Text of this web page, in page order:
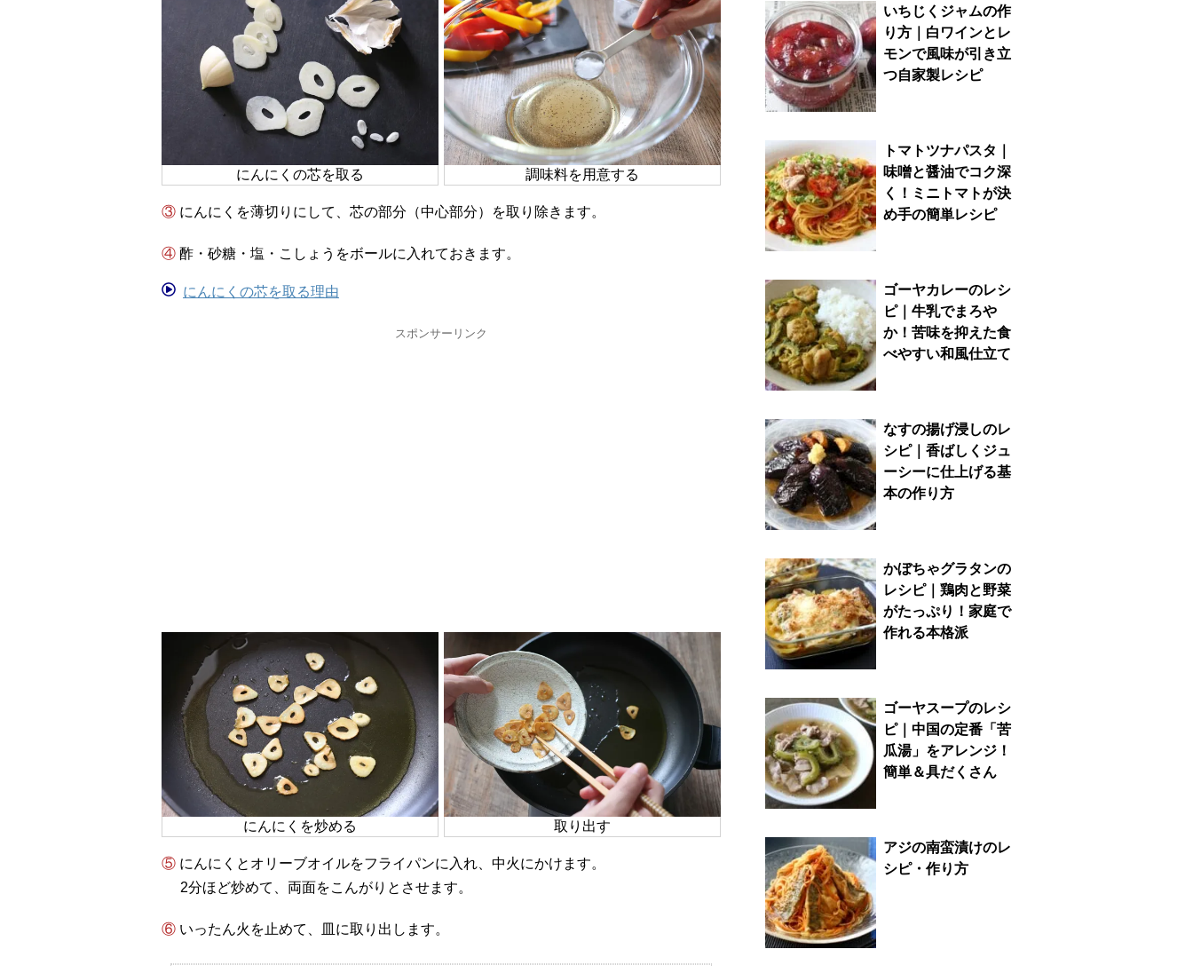
にんにくの芯を取る 調味料を用意する
③ にんにくを薄切りにして、芯の部分（中心部分）を取り除きます。
④ 酢・砂糖・塩・こしょうをボールに入れておきます。
にんにくの芯を取る理由
スポンサーリンク
にんにくを炒める 取り出す
⑤ にんにくとオリーブオイルをフライパンに入れ、中火にかけます。
2分ほど炒めて、両面をこんがりとさせます。
⑥ いったん火を止めて、皿に取り出します。
いちじくジャムの作
り方｜白ワインとレ
モンで風味が引き立
つ自家製レシピ
トマトツナパスタ｜
味噌と醤油でコク深
く！ミニトマトが決
め手の簡単レシピ
ゴーヤカレーのレシ
ピ｜牛乳でまろや
か！苦味を抑えた食
べやすい和風仕立て
なすの揚げ浸しのレ
シピ｜香ばしくジュ
ーシーに仕上げる基
本の作り方
かぼちゃグラタンの
レシピ｜鶏肉と野菜
がたっぷり！家庭で
作れる本格派
ゴーヤスープのレシ
ピ｜中国の定番「苦
瓜湯」をアレンジ！
簡単＆具だくさん
アジの南蛮漬けのレ
シピ・作り方